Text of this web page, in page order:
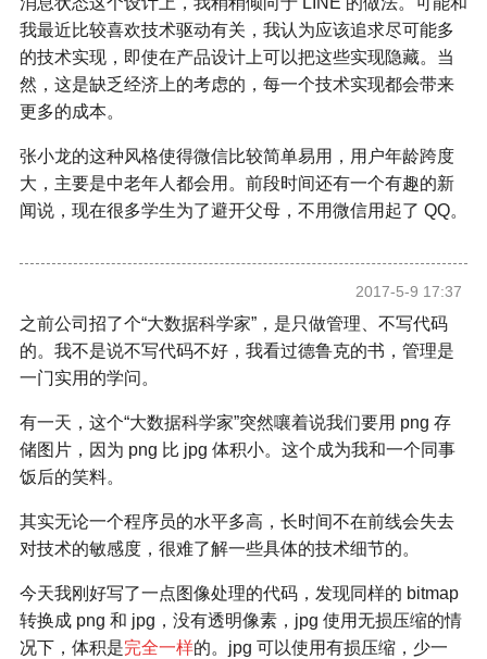
我最近比较喜欢技术驱动有关，我认为应该追求尽可能多
的技术实现，即使在产品设计上可以把这些实现隐藏。当
然，这是缺乏经济上的考虑的，每一个技术实现都会带来
更多的成本。
张小龙的这种风格使得微信比较简单易用，用户年龄跨度
大，主要是中老年人都会用。前段时间还有一个有趣的新
闻说，现在很多学生为了避开父母，不用微信用起了 QQ。
2017-5-9 17:37
之前公司招了个“大数据科学家”，是只做管理、不写代码
的。我不是说不写代码不好，我看过德鲁克的书，管理是
一门实用的学问。
有一天，这个“大数据科学家”突然嚷着说我们要用 png 存
储图片，因为 png 比 jpg 体积小。这个成为我和一个同事
饭后的笑料。
其实无论一个程序员的水平多高，长时间不在前线会失去
对技术的敏感度，很难了解一些具体的技术细节的。
今天我刚好写了一点图像处理的代码，发现同样的 bitmap
转换成 png 和 jpg，没有透明像素，jpg 使用无损压缩的情
况下，体积是完全一样的。jpg 可以使用有损压缩，少一